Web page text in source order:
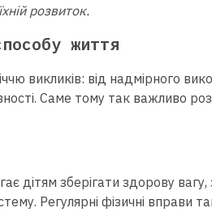
розвиток.
життя
викликів: від надмірного
Саме тому так важливо
дітям зберігати здорову вагу,
Регулярні фізичні вправи